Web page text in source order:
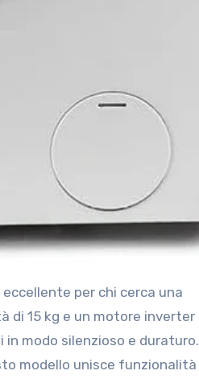
per chi cerca una
di 15 kg e un motore inverter
modo silenzioso e duraturo.
modello unisce funzionalità